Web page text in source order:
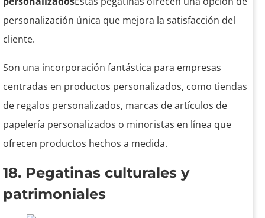
personalización única que mejora la satisfacción del
cliente.
Son una incorporación fantástica para empresas
centradas en productos personalizados, como tiendas
de regalos personalizados, marcas de artículos de
papelería personalizados o minoristas en línea que
ofrecen productos hechos a medida.
18. Pegatinas culturales y
patrimoniales